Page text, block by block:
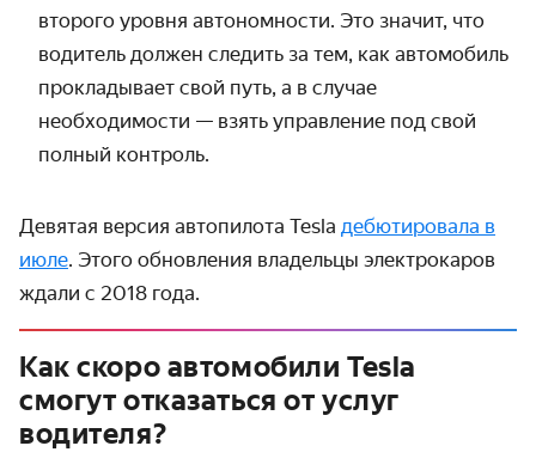
второго уровня автономности. Это значит, что
водитель должен следить за тем, как автомобиль
прокладывает свой путь, а в случае
необходимости — взять управление под свой
полный контроль.
Девятая версия автопилота Tesla дебютировала в
июле. Этого обновления владельцы электрокаров
ждали с 2018 года.
Как скоро автомобили Tesla
смогут отказаться от услуг
водителя?